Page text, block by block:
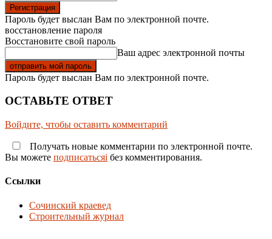
Пароль будет выслан Вам по электронной почте.
восстановление пароля
Восстановите свой пароль
Ваш адрес электронной почты
Пароль будет выслан Вам по электронной почте.
ОСТАВЬТЕ ОТВЕТ
Войдите, чтобы оставить комментарий
Получать новые комментарии по электронной почте.
Вы можете подписатьсяi без комментирования.
Ссылки
Сочинский краевед
Строительный журнал